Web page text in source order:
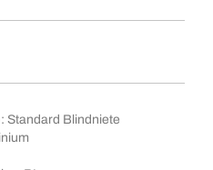
Standard Blindniete